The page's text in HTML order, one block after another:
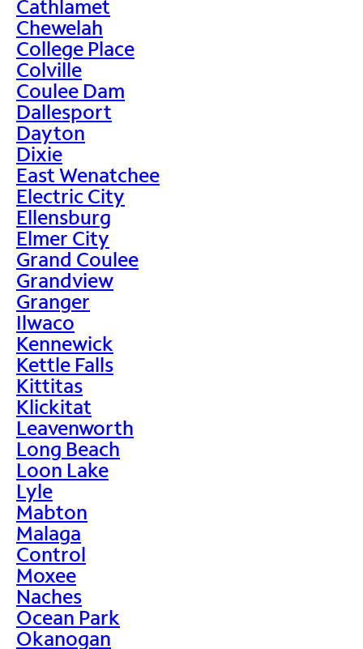
Cathlamet
Chewelah
College Place
Colville
Coulee Dam
Dallesport
Dayton
Dixie
East Wenatchee
Electric City
Ellensburg
Elmer City
Grand Coulee
Grandview
Granger
Ilwaco
Kennewick
Kettle Falls
Kittitas
Klickitat
Leavenworth
Long Beach
Loon Lake
Lyle
Mabton
Malaga
Control
Moxee
Naches
Ocean Park
Okanogan